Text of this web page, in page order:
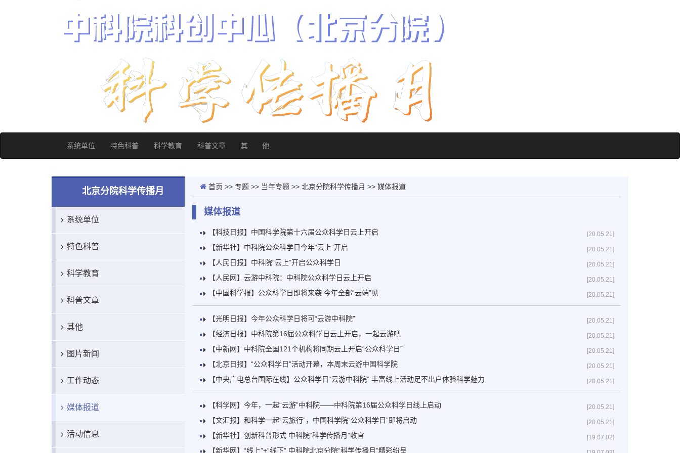
系统单位 特色科普 科学教育 科普文章 其 他
北京分院科学传播月
系统单位
特色科普
科学教育
科普文章
其他
图片新闻
工作动态
媒体报道
活动信息
首页 >> 专题>> 当年专题>> 北京分院科学传播月 >> 媒体报道
媒体报道
[20.05.21]
【科技日报】中国科学院第十六届公众科学日云上开启
[20.05.21]
【新华社】中科院公众科学日今年“云上”开启
[20.05.21]
【人民日报】中科院“云上”开启公众科学日
[20.05.21]
【人民网】云游中科院：中科院公众科学日云上开启
[20.05.21]
【中国科学报】公众科学日即将来袭 今年全部“云端”见
[20.05.21]
【光明日报】今年公众科学日将可“云游中科院”
[20.05.21]
【经济日报】中科院第16届公众科学日云上开启，一起云游吧
[20.05.21]
【中新网】中科院全国121个机构将同期云上开启“公众科学日”
[20.05.21]
【北京日报】“公众科学日”活动开幕，本周末云游中国科学院
[20.05.21]
【中央广电总台国际在线】公众科学日“云游中科院” 丰富线上活动足不出户体验科学魅力
[20.05.21]
【科学网】今年，一起“云游”中科院——中科院第16届公众科学日线上启动
[20.05.21]
【文汇报】和科学一起“云旅行”，中国科学院“公众科学日”即将启动
[19.07.02]
【新华社】创新科普形式 中科院“科学传播月”收官
【新华网】“线上”+“线下” 中科院北京分院“科学传播月”精彩纷呈